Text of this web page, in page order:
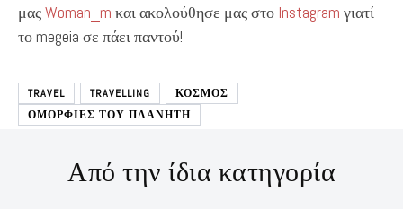
μαςWoman_m και ακολούθησε μας στο Instagram γιατί
το megeia σε πάει παντού!
TRAVEL TRAVELLING
ΚΟΣΜΟΣ
ΟΜΟΡΦΙΕΣ ΤΟΥ ΠΛΑΝΗΤΗ
Από την ίδια κατηγορία